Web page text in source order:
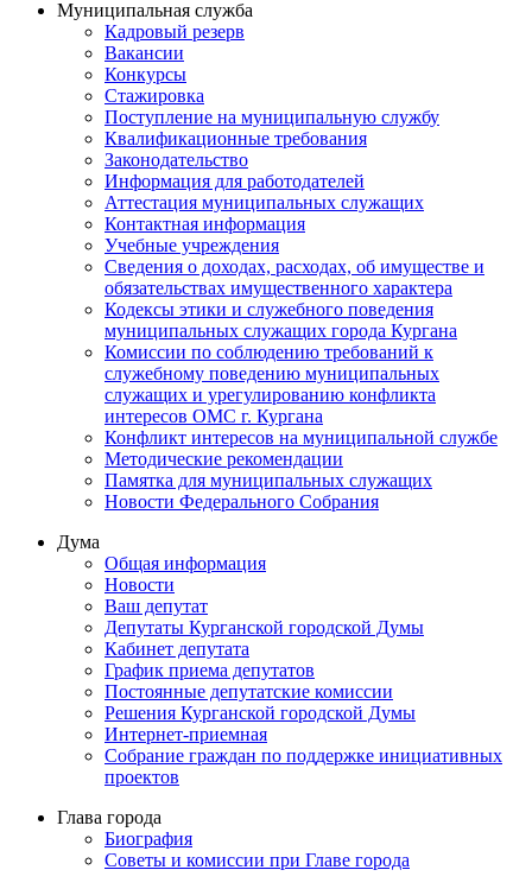
Муниципальная служба
Кадровый резерв
Вакансии
Конкурсы
Стажировка
Поступление на муниципальную службу
Квалификационные требования
Законодательство
Информация для работодателей
Аттестация муниципальных служащих
Контактная информация
Учебные учреждения
Сведения о доходах, расходах, об имуществе и
обязательствах имущественного характера
Кодексы этики и служебного поведения
муниципальных служащих города Кургана
Комиссии по соблюдению требований к
служебному поведению муниципальных
служащих и урегулированию конфликта
интересов ОМС г. Кургана
Конфликт интересов на муниципальной службе
Методические рекомендации
Памятка для муниципальных служащих
Новости Федерального Cобрания
Дума
Общая информация
Новости
Ваш депутат
Депутаты Курганской городской Думы
Кабинет депутата
График приема депутатов
Постоянные депутатские комиссии
Решения Курганской городской Думы
Интернет-приемная
Собрание граждан по поддержке инициативных
проектов
Глава города
Биография
Советы и комиссии при Главе города